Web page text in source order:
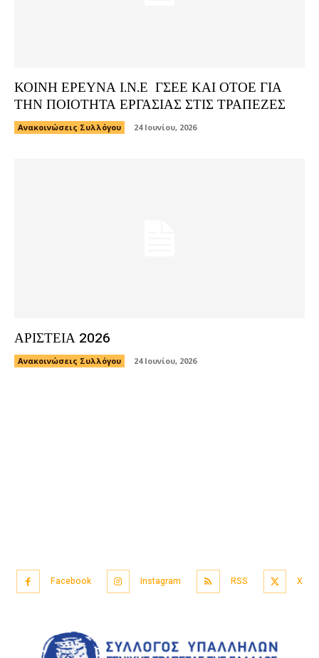
ΚΟΙΝΗ ΕΡΕΥΝΑ Ι.Ν.Ε ΓΣΕΕ ΚΑΙ ΟΤΟΕ ΓΙΑ
ΤΗΝ ΠΟΙΟΤΗΤΑ ΕΡΓΑΣΙΑΣ ΣΤΙΣ ΤΡΑΠΕΖΕΣ
Ανακοινώσεις Συλλόγου 24 Ιουνίου, 2026
ΑΡΙΣΤΕΙΑ 2026
Ανακοινώσεις Συλλόγου 24 Ιουνίου, 2026
Facebook Instagram RSS X